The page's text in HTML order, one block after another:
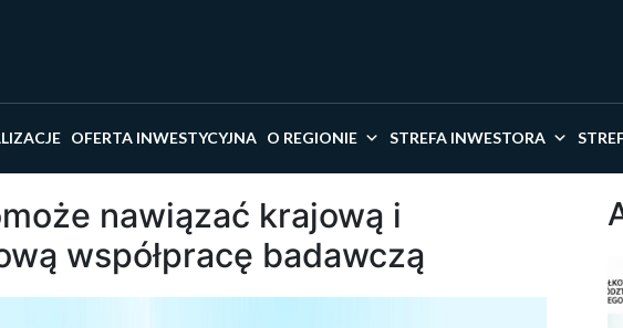
OFERTA INWESTYCYJNA O REGIONIE STREFA INWESTORA
nawiązać krajową i
współpracę badawczą